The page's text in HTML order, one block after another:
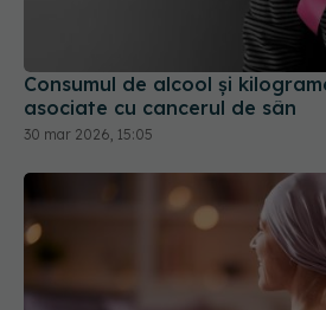
Consumul de alcool și
asociate cu cancerul de sân
30 mar 2026, 15:05